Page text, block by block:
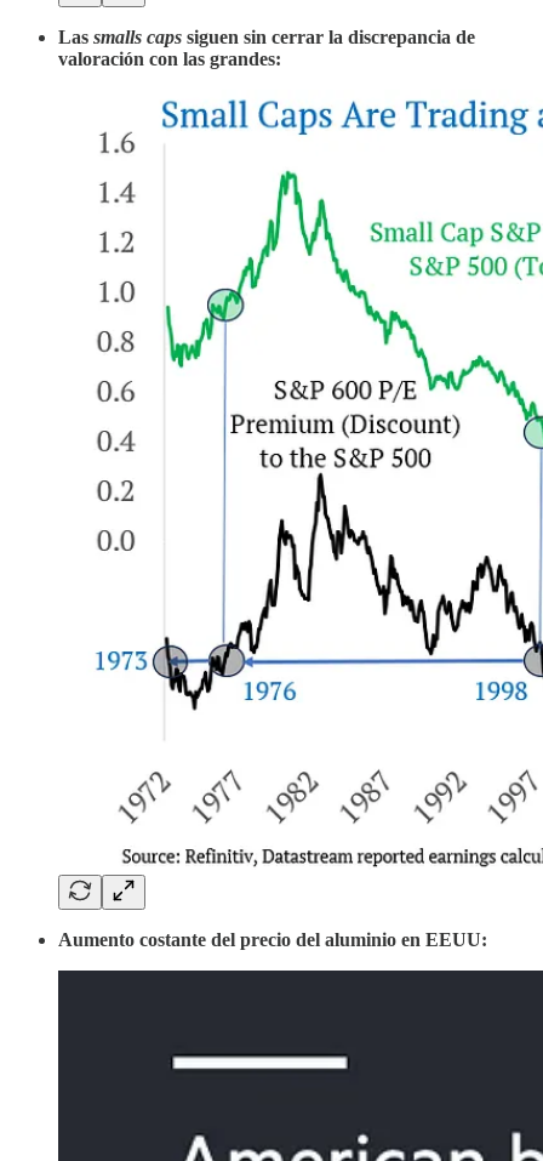
Las smalls caps siguen sin cerrar la discrepancia de
valoración con las grandes:
Aumento costante del precio del aluminio en EEUU: